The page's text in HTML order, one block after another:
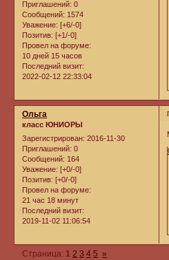
Приглашений: 0
Сообщений: 1574
Уважение: [+6/-0]
Позитив: [+1/-0]
Провел на форуме:
10 дней 15 часов
Последний визит:
2022-02-12 22:33:04
Ольга
класс ЮНИОРЫ
Зарегистрирован: 2016-11-30
Приглашений: 0
Сообщений: 164
Уважение: [+0/-0]
Позитив: [+0/-0]
Провел на форуме:
21 час 18 минут
Последний визит:
2019-11-02 11:06:54
Страница: 1 2 3 4 5 »